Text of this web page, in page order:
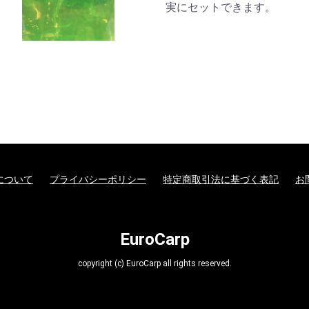
実にセットできます。
ついて プライバシーポリシー 特定商取引法に基づく表記 お
EuroCarp
copyright (c) EuroCarp all rights reserved.